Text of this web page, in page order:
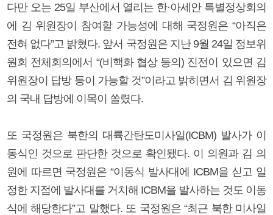
다만 오는 25일 부산에서 열리는 한·아세안 특별정상회의
에 김 위원장이 참여할 가능성에 대해 국정원은 “아직은
전혀 없다”고 밝혔다. 앞서 국정원은 지난 9월 24일 정보위
원회 전체회의에서 “(비핵화 협상 등의) 진전이 있으면 김
위원장이 답방 등이 가능할 것”이라고 밝히면서 김 위원장
의 국내 답방에 이목이 쏠렸다.
또 국정원은 북한의 대륙간탄도미사일(ICBM) 발사가 이
동식인 것으로 판단한 것으로 확인됐다. 이 의원과 김 의
원에 따르면 국정원은 “이동식 발사대에 ICBM을 싣고 일
정한 지점에 발사대를 거치해 ICBM을 발사하는 것도 이동
식에 해당한다”고 말했다. 또 국정원은 “최근 북한 미사일